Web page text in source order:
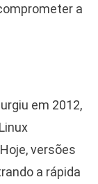
a
em 2012,
versões
a rápida